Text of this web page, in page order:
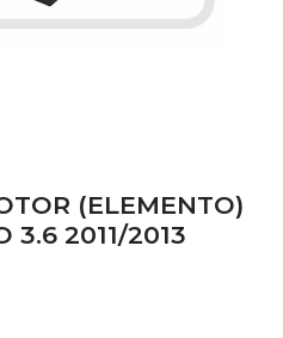
(ELEMENTO)
3.6 2011/2013